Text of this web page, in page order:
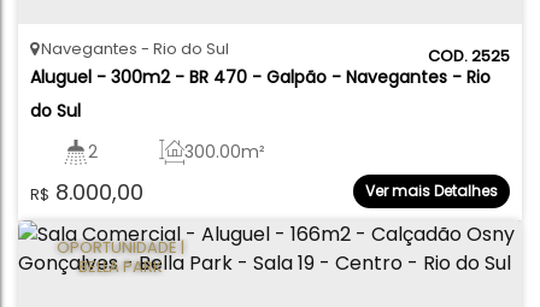
2525
Aluguel - 300m2 - BR 470 - Galpão - Navegantes - Rio
do Sul
R$ 8.000,00
Navegantes Rio do Sul
2 300.00m²
Ver mais Detalhes
OPORTUNIDADE |
BELLA PARK